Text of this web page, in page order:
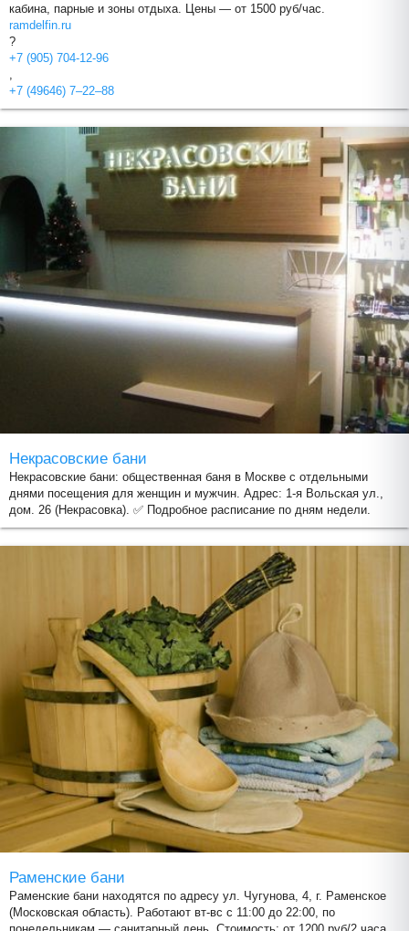
кабина, парные и зоны отдыха. Цены — от 1500 руб/час.
ramdelfin.ru
?
+7 (905) 704-12-96
,
+7 (49646) 7‒22‒88
Некрасовские бани
Некрасовские бани: общественная баня в Москве с отдельными
днями посещения для женщин и мужчин. Адрес: 1-я Вольская ул.,
дом. 26 (Некрасовка). ✅ Подробное расписание по дням недели.
Раменские бани
Раменские бани находятся по адресу ул. Чугунова, 4, г. Раменское
(Московская область). Работают вт-вс с 11:00 до 22:00, по